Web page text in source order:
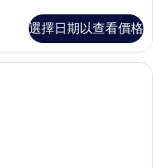
選擇日期以查看價格
室、迷你吧、客房內保險箱、書